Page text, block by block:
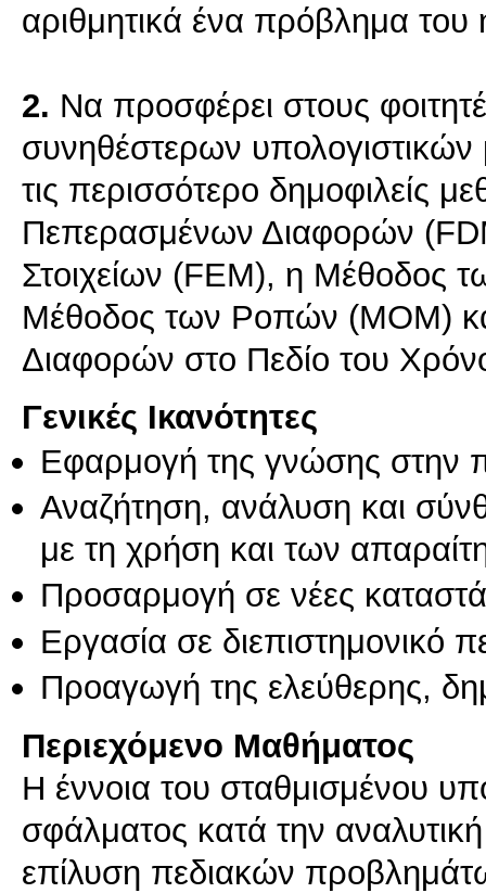
αριθμητικά ένα πρόβλημα του
2. Nα προσφέρει στους
συνηθέστερων
τις περισσότερο δημοφιλείς
Πεπερασμένων Διαφορών
Στοιχείων (FEM), η Μέθοδος
Μέθοδος των Ροπών (MOM)
Διαφορών στο Πεδίο του
Γενικές Ικανότητες
Εφαρμογή της γνώσης στην
Αναζήτηση, ανάλυση και
με τη χρήση και των
Προσαρμογή σε νέες
Εργασία σε διεπιστημονικό
Προαγωγή της ελεύθερης,
Περιεχόμενο Μαθήματος
H έννοια του σταθμισμένου
σφάλματος κατά την
επίλυση πεδιακών